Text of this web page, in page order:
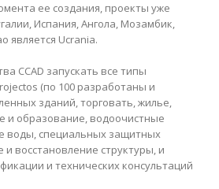
ее создания, проекты уже
Испания, Ангола, Мозамбик,
является Ucrania.
CCAD запускать все типы
(по 100 разработаны и
зданий, торговать, жилье,
и образование, водоочистные
воды, специальных защитных
и восстановление структуры, и
и технических консультаций